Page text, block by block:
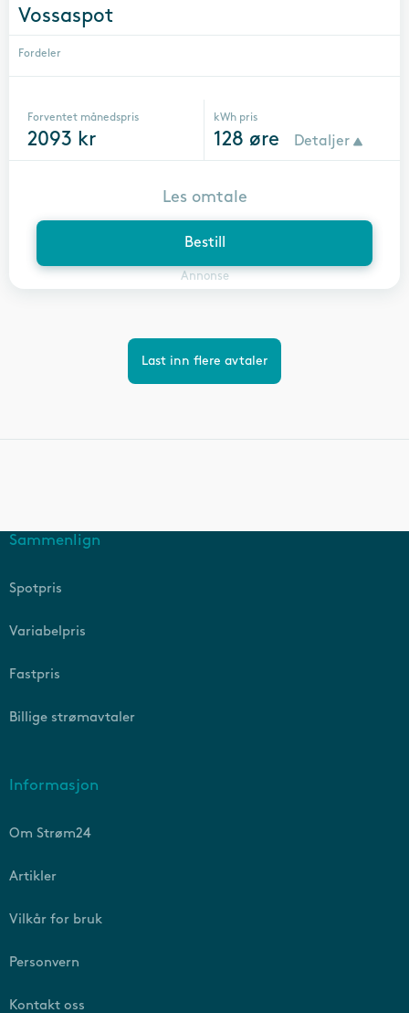
Vossaspot
Fordeler
Forventet månedspris
2093 kr
kWh pris
128 øre Detaljer
Bestill
Annonse
Les omtale
Last inn flere avtaler
Sammenlign
Spotpris
Variabelpris
Fastpris
Billige strømavtaler
Informasjon
Om Strøm24
Artikler
Vilkår for bruk
Personvern
Kontakt oss